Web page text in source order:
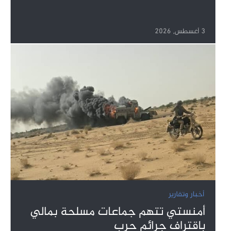
3 أغسطس, 2026
أخبار وتقارير
أمنستي تتهم جماعات مسلحة بمالي
باقتراف جرائم حرب